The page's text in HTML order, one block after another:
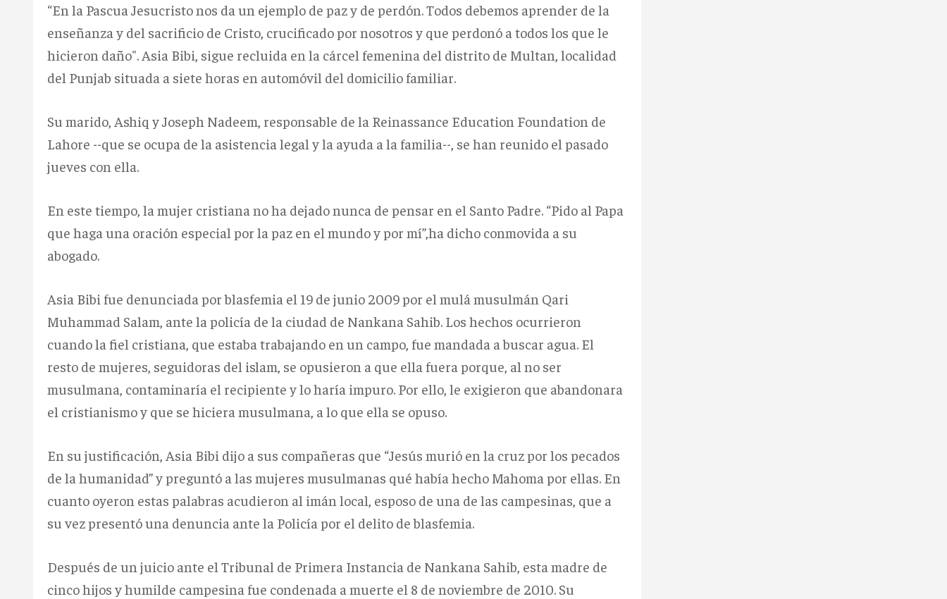
“En la Pascua Jesucristo nos da un ejemplo de paz y de perdón. Todos debemos aprender de la
enseñanza y del sacrificio de Cristo, crucificado por nosotros y que perdonó a todos los que le
hicieron daño". Asia Bibi, sigue recluida en la cárcel femenina del distrito de Multan, localidad
del Punjab situada a siete horas en automóvil del domicilio familiar.
Su marido, Ashiq y Joseph Nadeem, responsable de la Reinassance Education Foundation de
Lahore --que se ocupa de la asistencia legal y la ayuda a la familia--, se han reunido el pasado
jueves con ella.
En este tiempo, la mujer cristiana no ha dejado nunca de pensar en el Santo Padre. “Pido al Papa
que haga una oración especial por la paz en el mundo y por mí”,ha dicho conmovida a su
abogado.
Asia Bibi fue denunciada por blasfemia el 19 de junio 2009 por el mulá musulmán Qari
Muhammad Salam, ante la policía de la ciudad de Nankana Sahib. Los hechos ocurrieron
cuando la fiel cristiana, que estaba trabajando en un campo, fue mandada a buscar agua. El
resto de mujeres, seguidoras del islam, se opusieron a que ella fuera porque, al no ser
musulmana, contaminaría el recipiente y lo haría impuro. Por ello, le exigieron que abandonara
el cristianismo y que se hiciera musulmana, a lo que ella se opuso.
En su justificación, Asia Bibi dijo a sus compañeras que “Jesús murió en la cruz por los pecados
de la humanidad” y preguntó a las mujeres musulmanas qué había hecho Mahoma por ellas. En
cuanto oyeron estas palabras acudieron al imán local, esposo de una de las campesinas, que a
su vez presentó una denuncia ante la Policía por el delito de blasfemia.
Después de un juicio ante el Tribunal de Primera Instancia de Nankana Sahib, esta madre de
cinco hijos y humilde campesina fue condenada a muerte el 8 de noviembre de 2010. Su